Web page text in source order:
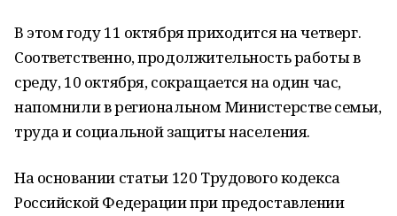
В этом году 11 октября приходится на четверг.
Соответственно, продолжительность работы в
среду, 10 октября, сокращается на один час,
напомнили в региональном Министерстве семьи,
труда и социальной защиты населения.
На основании статьи 120 Трудового кодекса
Российской Федерации при предоставлении